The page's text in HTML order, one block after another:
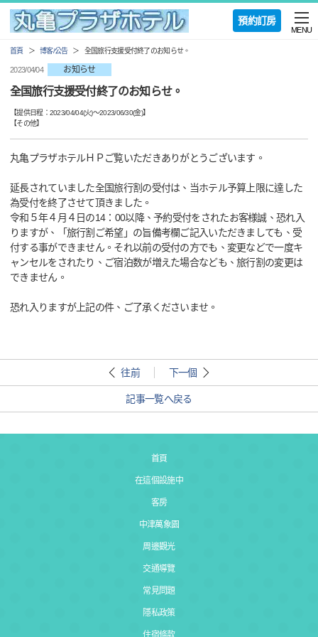
預約訂房
MENU
首頁 博客/公告 全国旅行支援受付終了のお知らせ。
2023/04/04 お知らせ
全国旅行支援受付終了のお知らせ。
【提供日程： 2023/04/04(火)〜2023/06/30(金)】
【その他】
丸亀プラザホテルＨＰご覧いただきありがとうございます。
延長されていました全国旅行割の受付は、当ホテル予算上限に達した
為受付を終了させて頂きました。
令和５年４月４日の14：00以降、予約受付をされたお客様誠、恐れ入
りますが、「旅行割ご希望」の旨備考欄ご記入いただきましても、受
付する事ができません。それ以前の受付の方でも、変更などで一度キ
ャンセルをされたり、ご宿泊数が増えた場合なども、旅行割の変更は
できません。
恐れ入りますが上記の件、ご了承くださいませ。
往前 下一個
記事一覧へ戻る
首頁
在這個設施中
客房
中津萬象園
周邊觀光
交通導覽
常見問題
隱私政策
住宿條款